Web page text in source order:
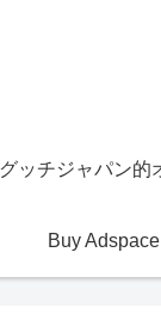
Buy Adspace